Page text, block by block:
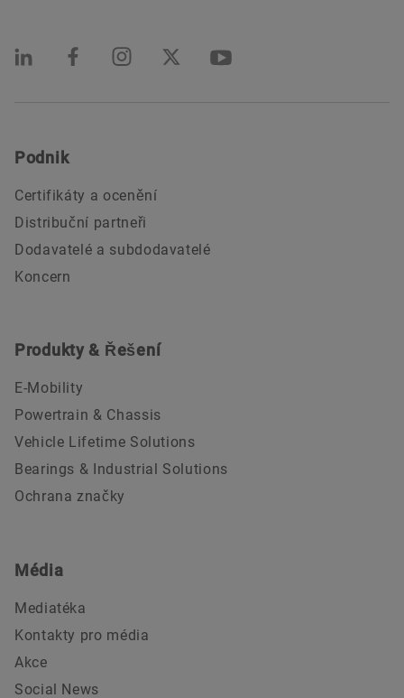
Podnik
Certifikáty a ocenění
Distribuční partneři
Dodavatelé a subdodavatelé
Koncern
Produkty & Řešení
E-Mobility
Powertrain & Chassis
Vehicle Lifetime Solutions
Bearings & Industrial Solutions
Ochrana značky
Média
Mediatéka
Kontakty pro média
Akce
Social News